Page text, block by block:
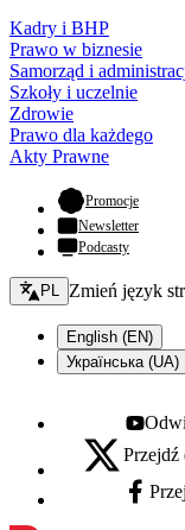
Kadry i BHP
Prawo w biznesie
Samorząd i
Szkoły i uczelnie
Zdrowie
Prawo dla każdego
Akty Prawne
Promocje-
Newsletter
Podcasty
Zmień język - bieżący:
PL Zmień język
English (EN)
Українська (UA)
Youtube -
X - otwiera się w
Facebook